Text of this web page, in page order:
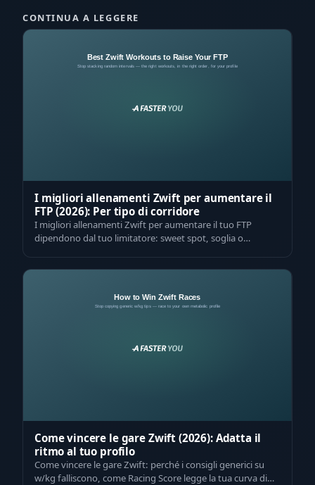
CONTINUA A LEGGERE
I migliori allenamenti Zwift per aumentare il
FTP (2026): Per tipo di corridore
I migliori allenamenti Zwift per aumentare il tuo FTP
dipendono dal tuo limitatore: sweet spot, soglia o
Come vincere le gare Zwift (2026): Adatta il
ritmo al tuo profilo
Come vincere le gare Zwift: perché i consigli generici su
w/kg falliscono, come Racing Score legge la tua curva di